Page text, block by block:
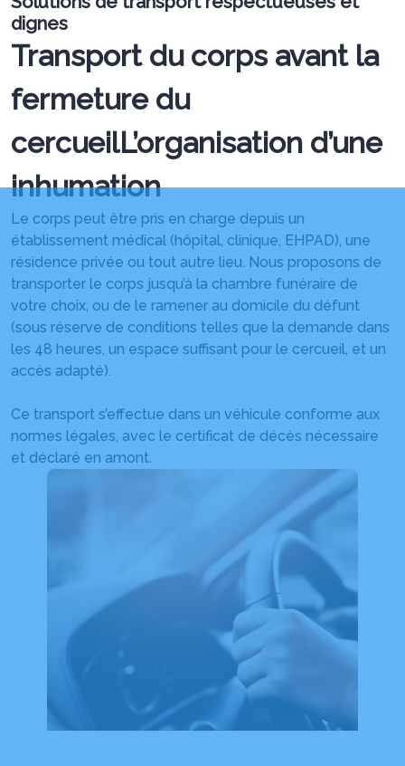
dignes
Transport du corps avant la
fermeture du
cercueilL’organisation d’une
inhumation
Le corps peut être pris en charge depuis un
établissement médical (hôpital, clinique, EHPAD), une
résidence privée ou tout autre lieu. Nous proposons de
transporter le corps jusqu’à la chambre funéraire de
votre choix, ou de le ramener au domicile du défunt
(sous réserve de conditions telles que la demande dans
les 48 heures, un espace suffisant pour le cercueil, et un
accès adapté).
Ce transport s’effectue dans un véhicule conforme aux
normes légales, avec le certificat de décès nécessaire
et déclaré en amont.